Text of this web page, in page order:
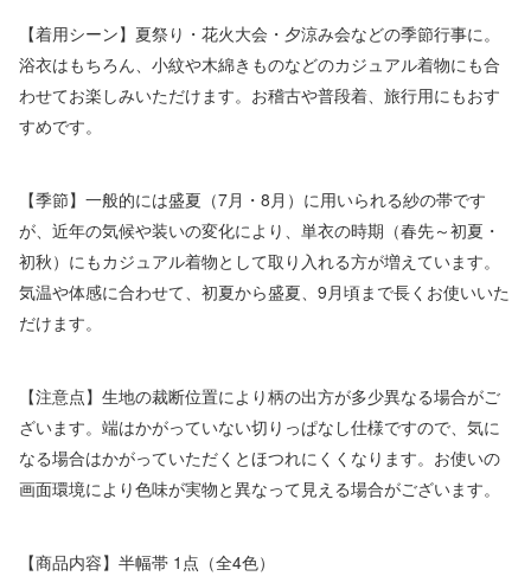
【着用シーン】夏祭り・花火大会・夕涼み会などの季節行事に。
浴衣はもちろん、小紋や木綿きものなどのカジュアル着物にも合
わせてお楽しみいただけます。お稽古や普段着、旅行用にもおす
すめです。
【季節】一般的には盛夏（7月・8月）に用いられる紗の帯です
が、近年の気候や装いの変化により、単衣の時期（春先～初夏・
初秋）にもカジュアル着物として取り入れる方が増えています。
気温や体感に合わせて、初夏から盛夏、9月頃まで長くお使いいた
だけます。
【注意点】生地の裁断位置により柄の出方が多少異なる場合がご
ざいます。端はかがっていない切りっぱなし仕様ですので、気に
なる場合はかがっていただくとほつれにくくなります。お使いの
画面環境により色味が実物と異なって見える場合がございます。
【商品内容】半幅帯 1点（全4色）